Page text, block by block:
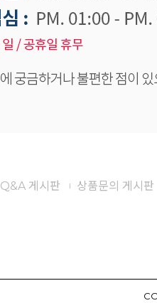
Q&A 게시판 상품문의 게시판